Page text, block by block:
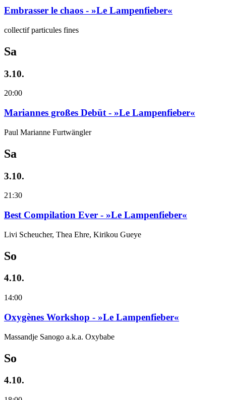
Embrasser le chaos - »Le Lampenfieber«
collectif particules fines
Sa
3.10.
20:00
Mariannes großes Debüt - »Le Lampenfieber«
Paul Marianne Furtwängler
Sa
3.10.
21:30
Best Compilation Ever - »Le Lampenfieber«
Livi Scheucher, Thea Ehre, Kirikou Gueye
So
4.10.
14:00
Oxygènes Workshop - »Le Lampenfieber«
Massandje Sanogo a.k.a. Oxybabe
So
4.10.